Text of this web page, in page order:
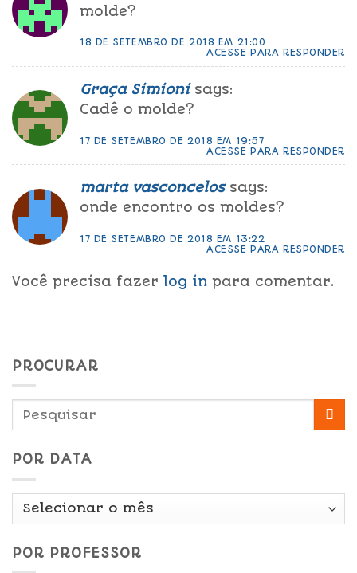
molde?
18 DE SETEMBRO DE 2018 EM 21:00
ACESSE PARA RESPONDER
Graça Simioni says:
Cadê o molde?
17 DE SETEMBRO DE 2018 EM 19:57
ACESSE PARA RESPONDER
marta vasconcelos says:
onde encontro os moldes?
17 DE SETEMBRO DE 2018 EM 13:22
ACESSE PARA RESPONDER
Você precisa fazer log in para comentar.
PROCURAR
POR DATA
Por
POR PROFESSOR